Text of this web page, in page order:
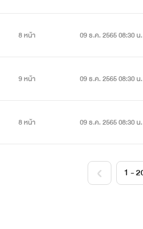
8 หน้า 09 ธ.ค. 2565 08:30 น.
9 หน้า 09 ธ.ค. 2565 08:30 น.
8 หน้า 09 ธ.ค. 2565 08:30 น.